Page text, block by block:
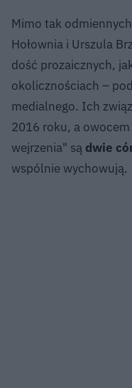
Mimo tak
Hołownia i Urszula
dość prozaicznych,
okolicznościach –
medialnego. Ich
2016 roku, a
wejrzenia" są dwie
wspólnie wychowują.